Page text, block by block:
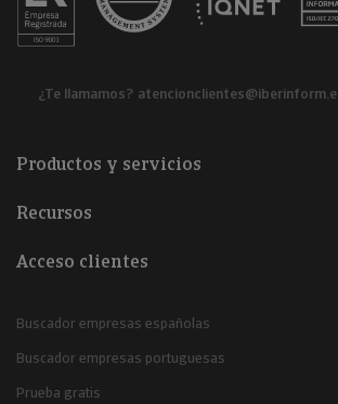
¿Te llamamos?
Productos y servicios
Recursos
Acceso clientes
Buscador empresas españolas
Buscador empresas portuguesas
Prueba gratis